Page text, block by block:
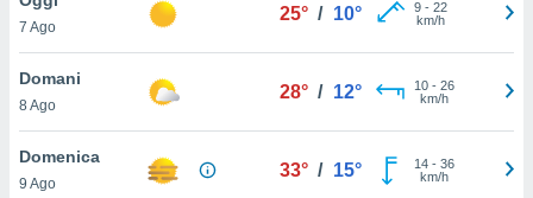
è
al sito
di
ci
di
7 Ago
25° / 10° 9- 22
km/h
Domani
8 Ago
28° / 12° 10- 26
km/h
Domenica
9 Ago
33° / 15° 14- 36
km/h